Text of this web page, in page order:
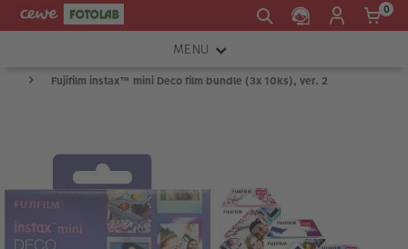
0
MENU
FOTOAPARÁTY
ATELIÉR
INSTAX™
TISKÁRNY A SKENERY
Fujifilm instax™ mini Deco film bundle (3x 10ks), ver. 2